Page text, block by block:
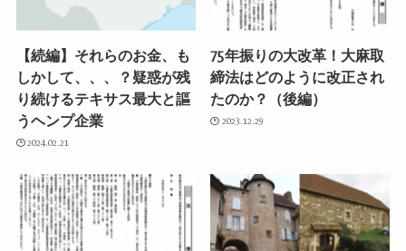
【続編】それらのお金、も
しかして、、、？疑惑が残
り続けるテキサス最大と謳
うヘンプ企業
2024.02.21
75年振りの大改革！大麻取
締法はどのように改正され
たのか？（後編）
2023.12.29